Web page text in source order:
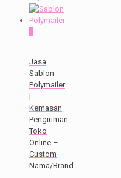
Jasa
Sablon
Polymailer
|
Kemasan
Pengiriman
Toko
Online –
Custom
Nama/Brand